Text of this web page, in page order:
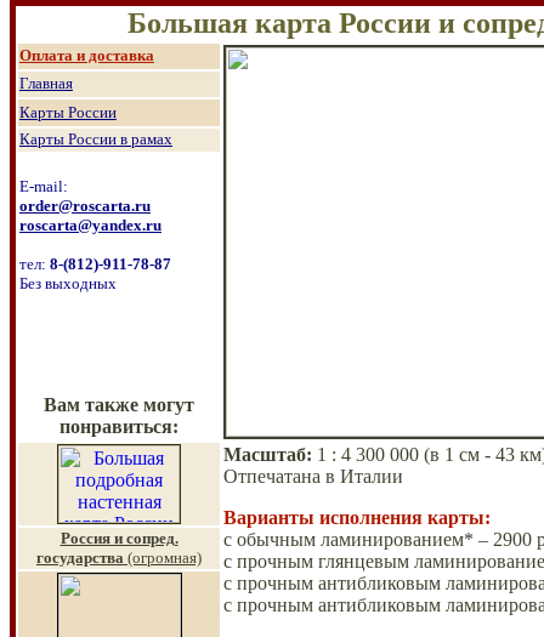
Большая карта России и
Оплата и доставка
Главная
Карты России
Карты России в рамах
E-mail:
order@roscarta.ru
roscarta@yandex.ru
тел: 8-(812)-911-78-87
Без выходных
Вам также могут
понравиться:
Масштаб: 1 : 4 300 000 (в 1 см - 43
Отпечатана в Италии
Варианты исполнения карты:
с обычным ламинированием* – 2900
с прочным глянцевым
с прочным антибликовым
с прочным антибликовым
Россия и сопред.
государства (огромная)